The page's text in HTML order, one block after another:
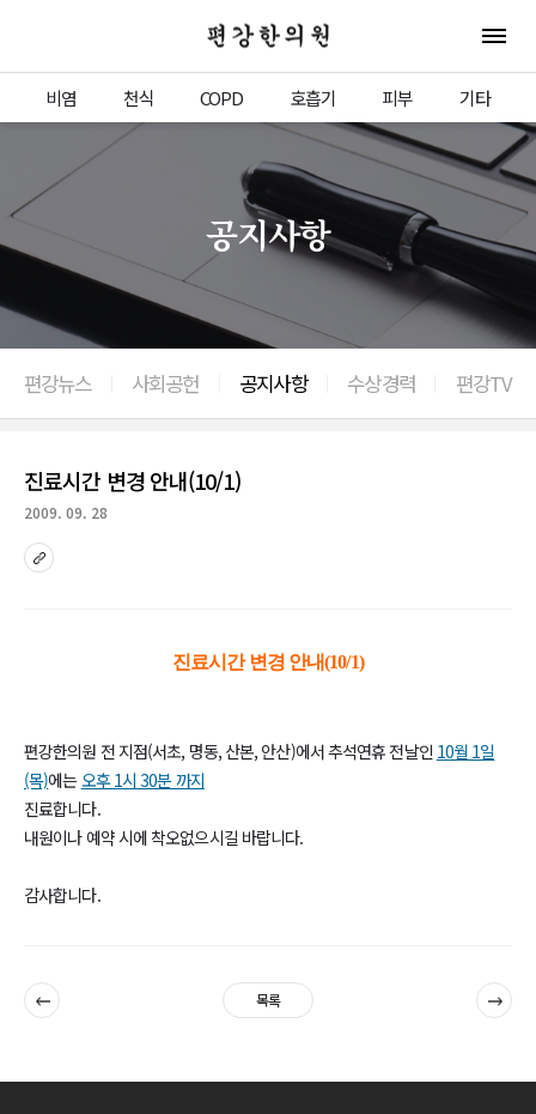
편강한의원 전체
비염 천식 COPD 호흡기 피부 기타
공지사항
편강뉴스 사회공헌 공지사항 수상경력 편강TV
진료시간 변경 안내(10/1)
2009. 09. 28
sns
진료시간 변경 안내(10/1)
편강한의원 전 지점(서초, 명동, 산본, 안산)에서 추석연휴 전날인 10월 1일
(목)에는오후 1시 30분 까지
진료합니다.
내원이나 예약 시에 착오없으시길 바랍니다.
감사합니다.
이전 목록 다음